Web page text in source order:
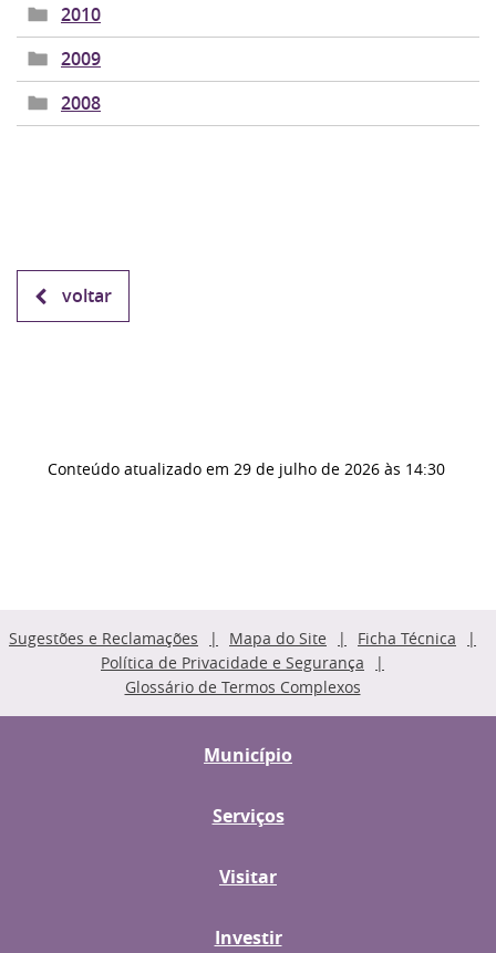
2010
2009
2008
voltar
Conteúdo atualizado em 29 de julho de 2026 às 14:30
Sugestões e Reclamações Mapa do Site
Ficha Técnica
Política de Privacidade e Segurança
Glossário de Termos Complexos
Município
Serviços
Visitar
Investir